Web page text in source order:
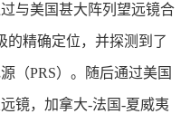
与美国甚大阵列望远镜合
的精确定位，并探测到了
（PRS）。随后通过美国
镜，加拿大-法国-夏威夷